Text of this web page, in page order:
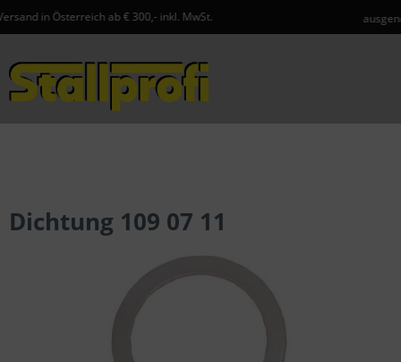
ab € 300,- inkl. MwSt. ausgenommen
Dichtung 109 07 11